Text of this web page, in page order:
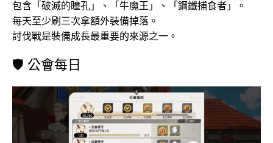
包含「破滅的瞳孔」、「牛魔王」、「鋼鐵捕食者」。
每天至少刷三次拿額外裝備掉落。
討伐戰是裝備成長最重要的來源之一。
🛡️ 公會每日